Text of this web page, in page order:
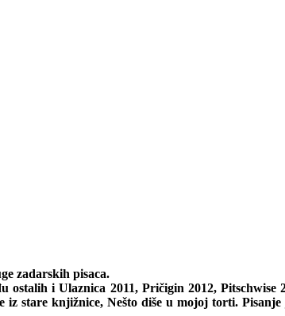
zadarskih pisaca.
ostalih i Ulaznica 2011, Pričigin 2012,
stare knjižnice, Nešto diše u mojoj torti.